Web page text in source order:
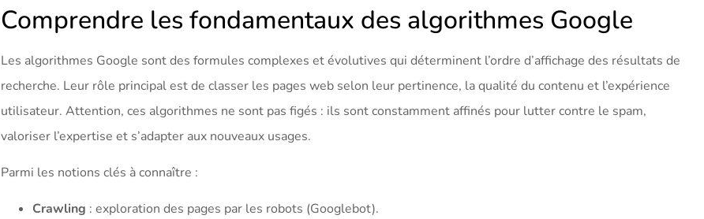
Comprendre les fondamentaux des algorithmes Google
Les algorithmes Google sont des formules complexes et évolutives qui déterminent l’ordre d’affichage des résultats de
recherche. Leur rôle principal est de classer les pages web selon leur pertinence, la qualité du contenu et l’expérience
utilisateur. Attention, ces algorithmes ne sont pas figés : ils sont constamment affinés pour lutter contre le spam,
valoriser l’expertise et s’adapter aux nouveaux usages.
Parmi les notions clés à connaître :
Crawling : exploration des pages par les robots (Googlebot).